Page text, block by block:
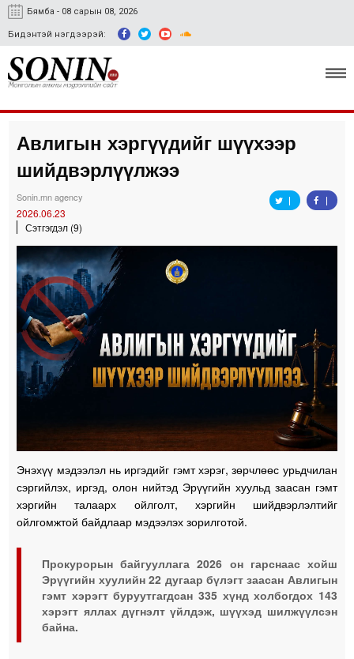
Бямба - 08 сарын 08, 2026
Бидэнтэй нэгдээрэй:
Улс төр, эдийн засаг
Гэмт хэрэг
Спорт
Easy news
Авлигын хэргүүдийг шүүхээр
шийдвэрлүүлжээ
Sonin.mn agency
2026.06.23
Сэтгэгдэл (9)
Энэхүү мэдээлэл нь иргэдийг гэмт хэрэг, зөрчлөөс урьдчилан
сэргийлэх, иргэд, олон нийтэд Эрүүгийн хуульд заасан гэмт
хэргийн талаарх ойлголт, хэргийн шийдвэрлэлтийг
ойлгомжтой байдлаар мэдээлэх зорилготой.
Прокурорын байгууллага 2026 он гарснаас хойш
Эрүүгийн хуулийн 22 дугаар бүлэгт заасан Авлигын
гэмт хэрэгт буруутгагдсан 335 хүнд холбогдох 143
хэрэгт яллах дүгнэлт үйлдэж, шүүхэд шилжүүлсэн
байна.